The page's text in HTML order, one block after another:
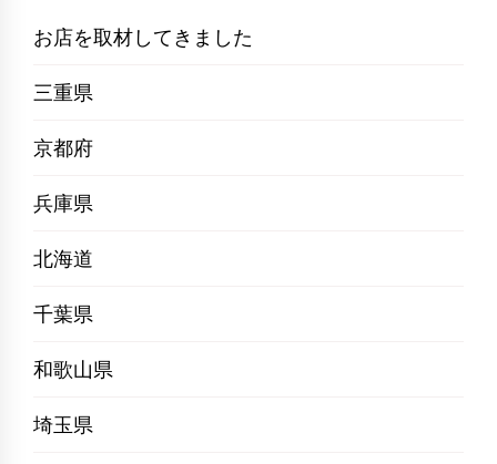
お店を取材してきました
三重県
京都府
兵庫県
北海道
千葉県
和歌山県
埼玉県